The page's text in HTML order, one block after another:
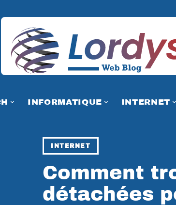
INFORMATIQUE INTERNET
INTERNET
Comment
détachées